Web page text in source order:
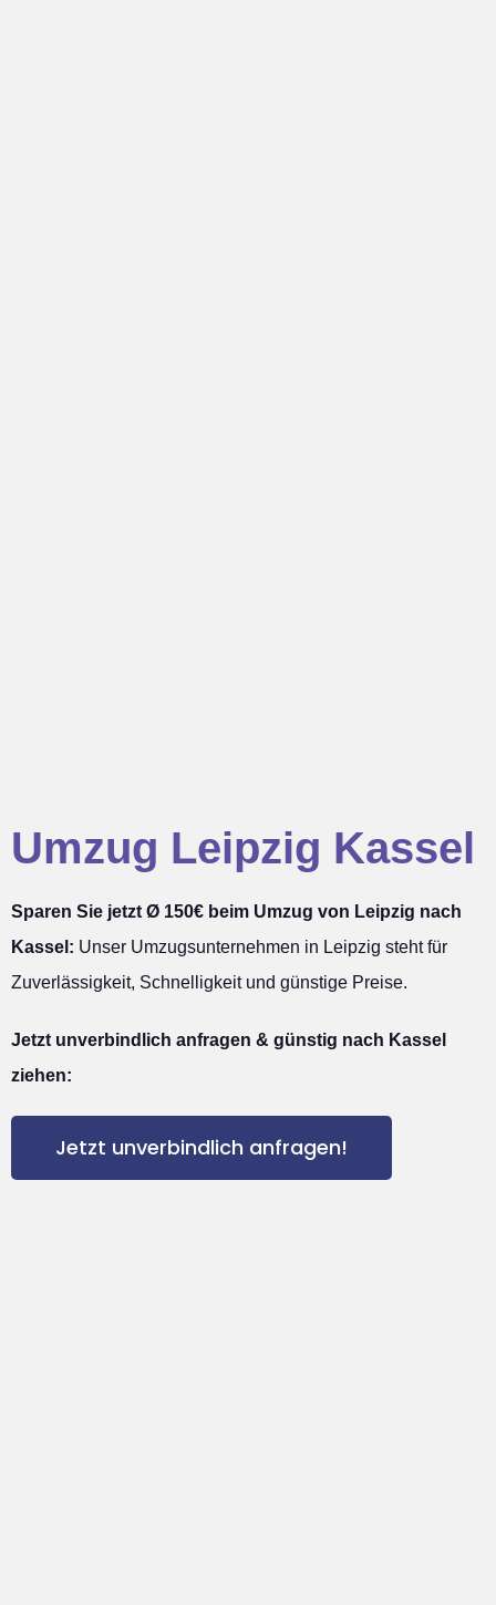
Umzug Leipzig Kassel
Sparen Sie jetzt Ø 150€ beim Umzug von Leipzig nach
Kassel: Unser Umzugsunternehmen in Leipzig steht für
Zuverlässigkeit, Schnelligkeit und günstige Preise.
Jetzt unverbindlich anfragen & günstig nach Kassel
ziehen:
Jetzt unverbindlich anfragen!